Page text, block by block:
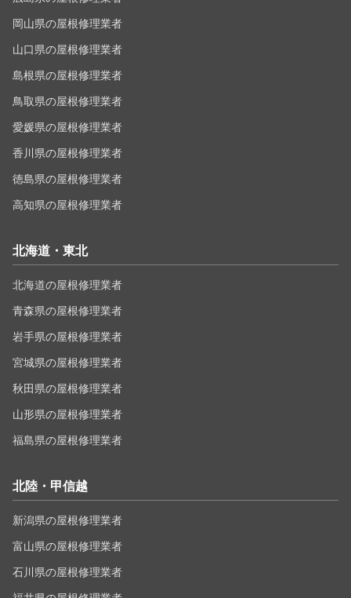
岡山県の屋根修理業者
山口県の屋根修理業者
島根県の屋根修理業者
鳥取県の屋根修理業者
愛媛県の屋根修理業者
香川県の屋根修理業者
徳島県の屋根修理業者
高知県の屋根修理業者
北海道・東北
北海道の屋根修理業者
青森県の屋根修理業者
岩手県の屋根修理業者
宮城県の屋根修理業者
秋田県の屋根修理業者
山形県の屋根修理業者
福島県の屋根修理業者
北陸・甲信越
新潟県の屋根修理業者
富山県の屋根修理業者
石川県の屋根修理業者